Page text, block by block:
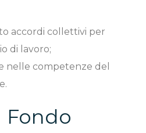
accordi collettivi per
di lavoro;
nelle competenze del
Fondo